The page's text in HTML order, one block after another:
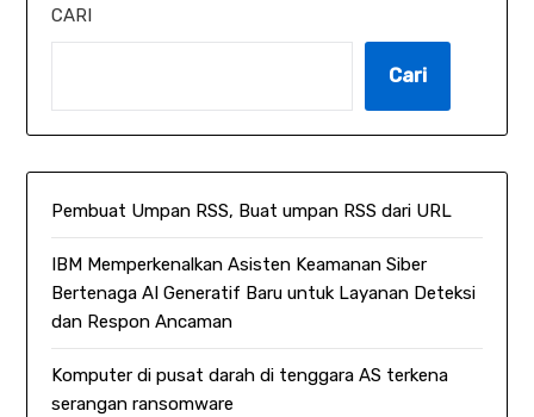
CARI
Cari
Pembuat Umpan RSS, Buat umpan RSS dari URL
IBM Memperkenalkan Asisten Keamanan Siber
Bertenaga AI Generatif Baru untuk Layanan Deteksi
dan Respon Ancaman
Komputer di pusat darah di tenggara AS terkena
serangan ransomware